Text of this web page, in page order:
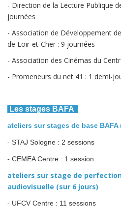
- Direction de la Lecture Publique
journées
- Association de Développement
de Loir-et-Cher : 9 journées
- Association des Cinémas du
- Promeneurs du net 41 : 1 demi-
Les stages BAFA
ateliers sur stages de base BAFA
- STAJ Sologne : 2 sessions
- CEMEA Centre : 1 session
ateliers sur stage de
audiovisuelle (sur 6 jours)
- UFCV Centre : 11 sessions